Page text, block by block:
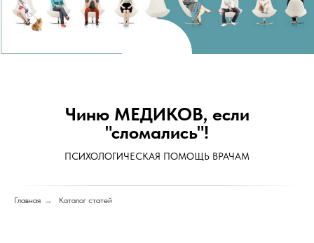
Чиню МЕДИКОВ, если
"сломались"!
ПСИХОЛОГИЧЕСКАЯ ПОМОЩЬ ВРАЧАМ
Главная → Каталог статей